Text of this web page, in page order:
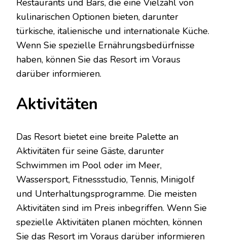
Restaurants und Bars, die eine Vielzahl von
kulinarischen Optionen bieten, darunter
türkische, italienische und internationale Küche.
Wenn Sie spezielle Ernährungsbedürfnisse
haben, können Sie das Resort im Voraus
darüber informieren.
Aktivitäten
Das Resort bietet eine breite Palette an
Aktivitäten für seine Gäste, darunter
Schwimmen im Pool oder im Meer,
Wassersport, Fitnessstudio, Tennis, Minigolf
und Unterhaltungsprogramme. Die meisten
Aktivitäten sind im Preis inbegriffen. Wenn Sie
spezielle Aktivitäten planen möchten, können
Sie das Resort im Voraus darüber informieren